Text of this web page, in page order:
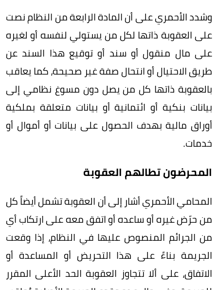
وشدد الأحمري على أن المادة الرابعة من النظام نصت
على العقوبة ذاتها لكل من يستولي لنفسه أو لغيره
على مال منقول أو سند أو توقيع هذا السند عن
طريق الاحتيال أو انتحال صفة غير صحيحة، كما يعاقب
بالعقوبة ذاتها كل من يصل دون مسوغ نظامي إلى
بيانات بنكية أو ائتمانية أو بيانات متعلقة بملكية
أوراق مالية بهدف الحصول على بيانات أو أموال أو
خدمات.
المحرضون تطالهم العقوبة
المحامي الأحمري أشار إلى أن العقوبة تشمل أيضاً كل
من حرّض غيره أو ساعده أو اتفق معه على ارتكاب أي
من الجرائم المنصوص عليها في النظام، إذا وقعت
الجريمة بناءً على هذا التحريض أو المساعدة أو
الاتفاق، على ألا تتجاوز العقوبة الحد الأعلى المقرر